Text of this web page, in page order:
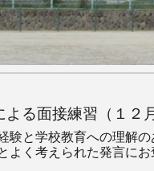
よる面接練習（１２
験と学校教育への理解
よく考えられた発言に